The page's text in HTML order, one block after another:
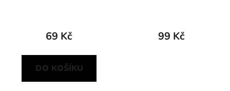
69 Kč
DO KOŠÍKU
99 Kč